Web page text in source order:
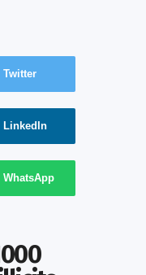
Twitter
LinkedIn
WhatsApp